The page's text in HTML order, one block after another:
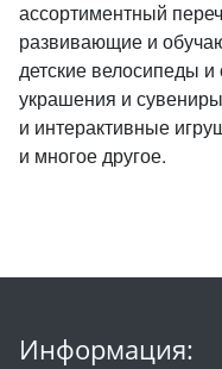
ассортиментный
развивающие и
детские велосипеды
украшения и
и интерактивные
и многое другое.
Информация: